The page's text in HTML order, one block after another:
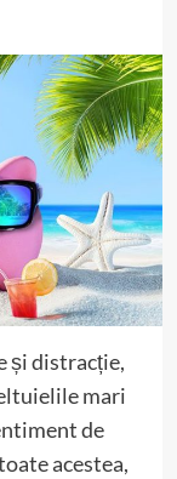
și distracție,
mari
de
acestea,